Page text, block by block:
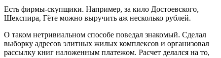
Есть фирмы-скупщики. Например, за кило Достоевского,
Шекспира, Гёте можно выручить аж несколько рублей.
О таком нетривиальном способе поведал знакомый. Сделал
выборку адресов элитных жилых комплексов и организовал
рассылку книг наложенным платежом. Расчет делался на то,